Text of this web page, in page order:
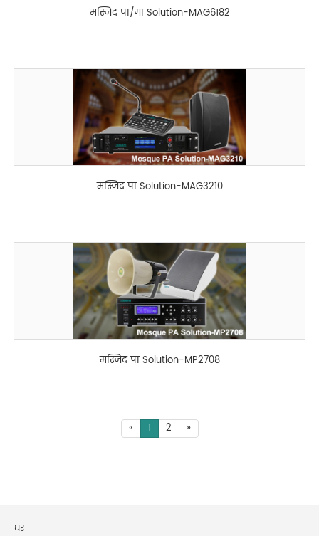
मस्जिद पा/गा Solution-MAG6182
मस्जिद पा Solution-MAG3210
मस्जिद पा Solution-MP2708
« 1 2 »
घर